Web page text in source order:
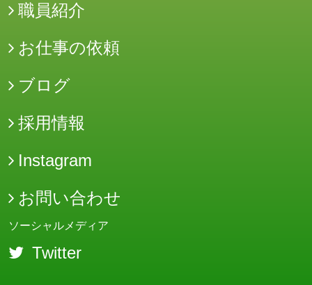
職員紹介
お仕事の依頼
ブログ
採用情報
Instagram
お問い合わせ
ソーシャルメディア
Twitter